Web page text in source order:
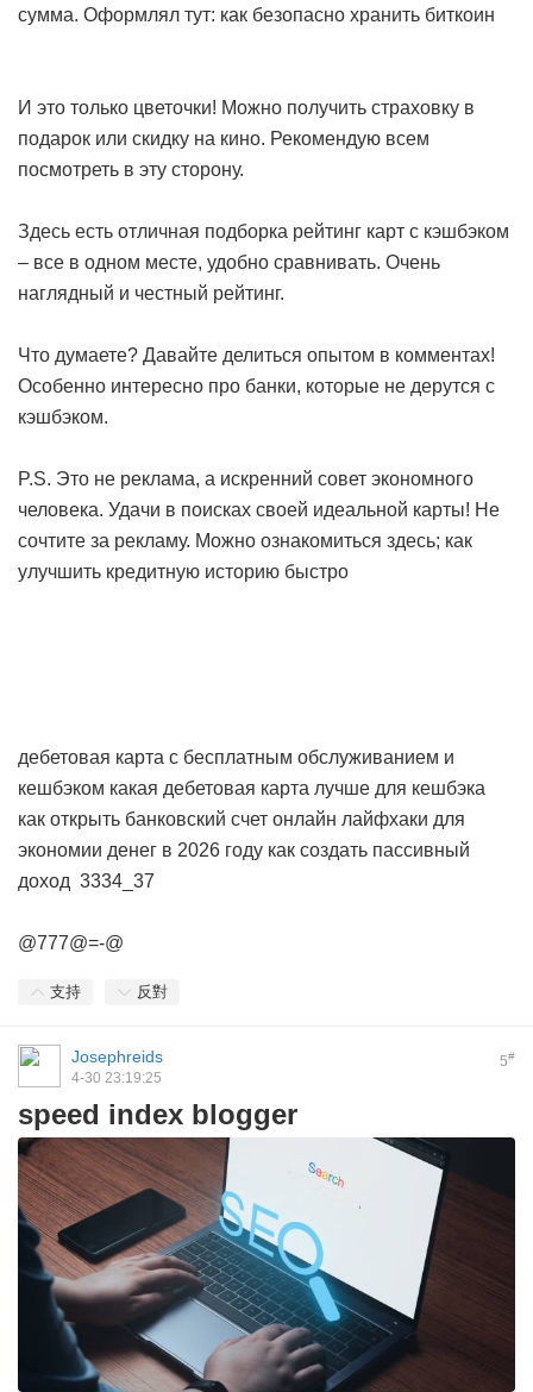
сумма. Оформлял тут: как безопасно хранить биткоин
И это только цветочки! Можно получить страховку в
подарок или скидку на кино. Рекомендую всем
посмотреть в эту сторону.
Здесь есть отличная подборка рейтинг карт с кэшбэком
– все в одном месте, удобно сравнивать. Очень
наглядный и честный рейтинг.
Что думаете? Давайте делиться опытом в комментах!
Особенно интересно про банки, которые не дерутся с
кэшбэком.
P.S. Это не реклама, а искренний совет экономного
человека. Удачи в поисках своей идеальной карты! Не
сочтите за рекламу. Можно ознакомиться здесь; как
улучшить кредитную историю быстро
дебетовая карта с бесплатным обслуживанием и
кешбэком какая дебетовая карта лучше для кешбэка
как открыть банковский счет онлайн лайфхаки для
экономии денег в 2026 году как создать пассивный
доход 3334_37
@777@=-@
支持 反對
5#
Josephreids
4-30 23:19:25
speed index blogger